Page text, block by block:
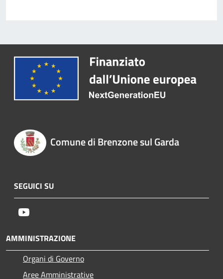
Comune di Brenzone sul Garda
SEGUICI SU
AMMINISTRAZIONE
Organi di Governo
Aree Amministrative